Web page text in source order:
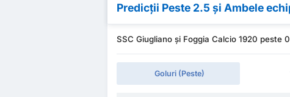
Predicții Peste 2.5 și Ambele
SSC Giugliano și Foggia Calcio 1920 peste
Goluri (Peste)